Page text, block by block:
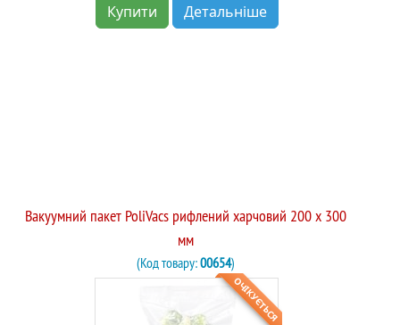
Купити Детальніше
Вакуумний пакет PoliVacs рифлений харчовий 200 x 300
мм
(Код товару:00654)
ОЧІКУЄТЬСЯ